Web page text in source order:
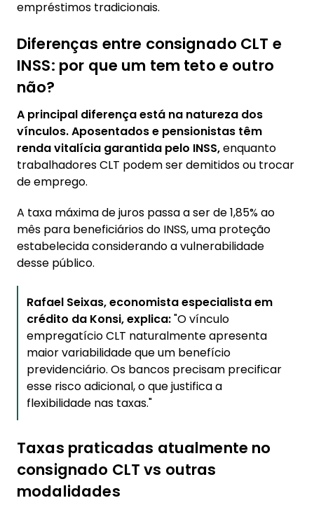
empréstimos tradicionais.
Diferenças entre consignado CLT e
INSS: por que um tem teto e outro
não?
A principal diferença está na natureza dos
vínculos. Aposentados e pensionistas têm
renda vitalícia garantida pelo INSS,enquanto
trabalhadores CLT podem ser demitidos ou trocar
de emprego.
A taxa máxima de juros passa a ser de 1,85% ao
mês para beneficiários do INSS, uma proteção
estabelecida considerando a vulnerabilidade
desse público.
Rafael Seixas, economista especialista em
crédito da Konsi, explica:"O vínculo
empregatício CLT naturalmente apresenta
maior variabilidade que um benefício
previdenciário. Os bancos precisam precificar
esse risco adicional, o que justifica a
flexibilidade nas taxas."
Taxas praticadas atualmente no
consignado CLT vs outras
modalidades